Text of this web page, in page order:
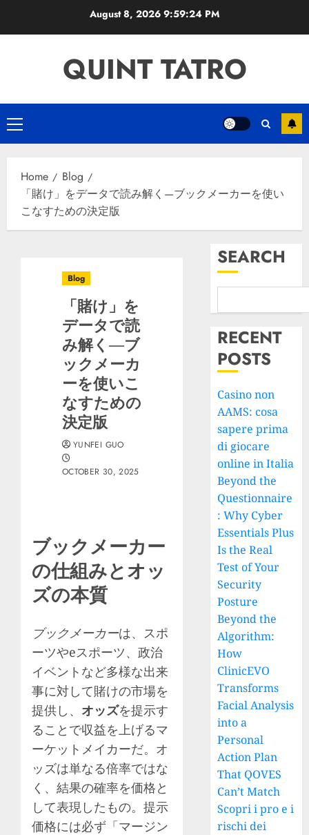
August 8, 20269:59:25 PM
QUINT TATRO
Primary
Menu
Home
Blog
「賭け」をデータで読み解く—ブックメーカーを使い
こなすための決定版
Blog
「賭け」を
データで読
み解く—ブ
ックメーカ
ーを使いこ
なすための
決定版
YUNFEI GUO
OCTOBER 30, 2025
ブックメーカー
の仕組みとオッ
ズの本質
ブックメーカーは、スポ
ーツやeスポーツ、政治
イベントなど多様な出来
事に対して賭けの市場を
提供し、 オッズを提示す
ることで収益を上げるマ
ーケットメイカーだ。オ
ッズは単なる倍率ではな
く、結果の確率を価格と
して表現したもの。提示
価格には必ず「マージン
SEARCH
RECENT
POSTS
Casino non
AAMS: cosa
sapere prima
di giocare
online in Italia
Beyond the
Questionnaire
: Why Cyber
Essentials Plus
Is the Real
Test of Your
Security
Posture
Beyond the
Algorithm:
How
ClinicEVO
Transforms
Facial Analysis
into a
Personal
Action Plan
That QOVES
Can’t Match
Scopri i pro e i
rischi dei